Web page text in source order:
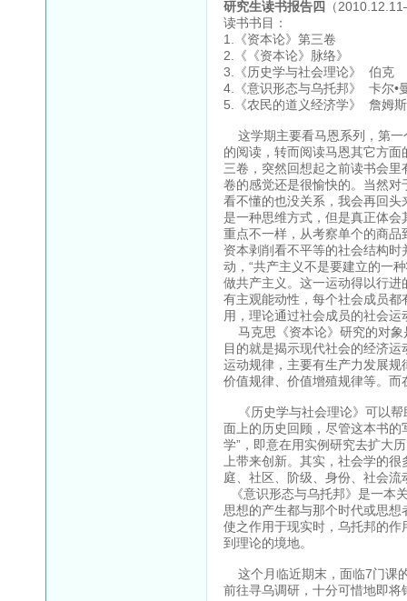
研究生读书报告四
（
读书书目：
1.《资本论》第三卷
2.《《资本论》脉络》
3.《历史学与社会理论》 伯克
4.《意识形态与乌托邦》 卡尔•
5.《农民的道义经济学》 詹姆
这学期主要看马恩系列，第一
的阅读，转而阅读马恩其它方
三卷，突然回想起之前读书会
卷的感觉还是很愉快的。当然
看不懂的也没关系，我会再回
是一种思维方式，但是真正体
重点不一样，从考察单个的商
资本剥削看不平等的社会结构
动，“共产主义不是要建立的一
做共产主义。这一运动得以行
有主观能动性，每个社会成员
用，理论通过社会成员的社会
马克思《资本论》研究的对象
目的就是揭示现代社会的经济
运动规律，主要有生产力发展
价值规律、价值增殖规律等。
《历史学与社会理论》可以帮
面上的历史回顾，尽管这本书
学”，即意在用实例研究去扩大
上带来创新。其实，社会学的
庭、社区、阶级、身份、社会
《意识形态与乌托邦》是一本
思想的产生都与那个时代或思
使之作用于现实时，乌托邦的
到理论的境地。
这个月临近期末，面临7门课
前往寻乌调研，十分可惜地即